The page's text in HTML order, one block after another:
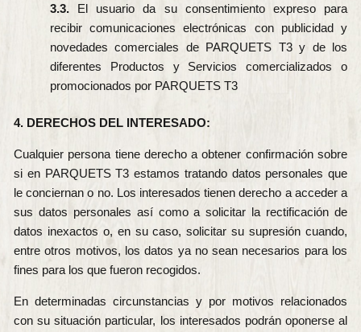
3.3. El usuario da su consentimiento expreso para
recibir comunicaciones electrónicas con publicidad y
novedades comerciales de PARQUETS T3 y de los
diferentes Productos y Servicios comercializados o
promocionados por PARQUETS T3
4. DERECHOS DEL INTERESADO:
Cualquier persona tiene derecho a obtener confirmación sobre
si en PARQUETS T3 estamos tratando datos personales que
le conciernan o no. Los interesados tienen derecho a acceder a
sus datos personales así como a solicitar la rectificación de
datos inexactos o, en su caso, solicitar su supresión cuando,
entre otros motivos, los datos ya no sean necesarios para los
fines para los que fueron recogidos.
En determinadas circunstancias y por motivos relacionados
con su situación particular, los interesados podrán oponerse al